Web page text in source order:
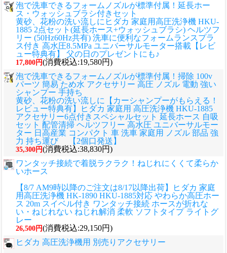
泡で洗車できるフォームノズルが標準付属！延長ホー
ス・ウォッシュブラシ付きセット
黄砂、花粉の洗い流しに ヒダカ 家庭用高圧洗浄機 HKU-
1885 2点セット(延長ホース+ウォッシュブラシ) ヘルツフ
リー (50Hz60Hz共有) 洗車に便利なフォームランスプラ
ス付き 高水圧8.5MPa ユニバーサルモーター搭載【レビ
ュー特典有】 父の日のプレゼントにも♪
17,800円(消費税込:19,580円)
泡で洗車できるフォームノズルが標準付属！掃除 100v
パーツ 簡易 ため水 アクセサリー 高圧 ノズル 電動 強い
シャンプー 手持ち
黄砂、花粉の洗い流しに
【カーシャンプーがもらえる！
レビュー特典有】ヒダカ 家庭用 高圧洗浄機 HKU-1885
アクセサリー6点付きスペシャルセット 延長ホース 自吸
セット 配管清掃 ヘルツフリー 高水圧 ユニバーサルモー
ター 日高産業 コンパクト 車 洗車 家庭用 ノズル 部品 強
力 持ち運び 【2個口発送】
35,300円(消費税込:38,830円)
ワンタッチ接続で着脱ラクラク！ねじれにくくて柔らか
いホース
【8/7 AM9時以降のご注文は8/17以降出荷】ヒダカ 家庭
用高圧洗浄機 HK-1890 HKU-1885対応 やわらか高圧ホー
ス 20m スイベル付き ワンタッチ接続 ホースが折れな
い・ねじれない ねじれ解消 柔軟 ソフトタイプ ライトグ
レー
26,500円(消費税込:29,150円)
ヒダカ 高圧洗浄機用 別売りアクセサリー